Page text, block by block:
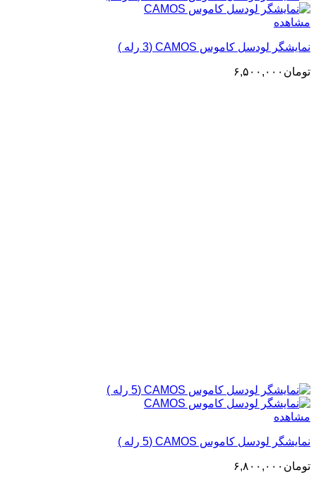
مشاهده
نمایشگر لودسل کاموس CAMOS (3 رله )
تومان ۶,۵۰۰,۰۰۰
مشاهده
نمایشگر لودسل کاموس CAMOS (5 رله )
تومان ۶,۸۰۰,۰۰۰